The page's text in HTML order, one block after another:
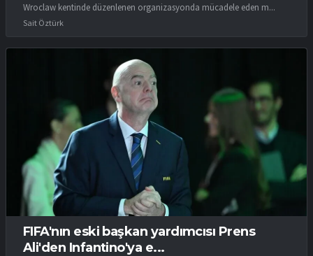
Wroclaw kentinde düzenlenen organizasyonda mücadele eden m...
Sait Öztürk
FIFA'nın eski başkan yardımcısı Prens
Ali'den Infantino'ya e...